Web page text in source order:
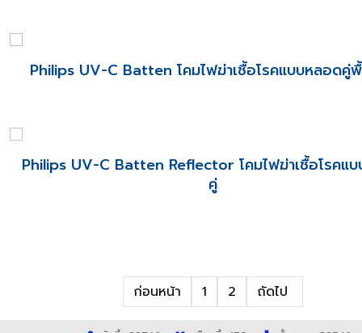
Philips UV-C Batten โคมไฟฆ่าเชื้อโรคแบบหลอดคู่
Philips UV-C Batten Reflector โคมไฟฆ่าเชื้อโรคแ
คู่
ก่อนหน้า 1 2 ถัดไป